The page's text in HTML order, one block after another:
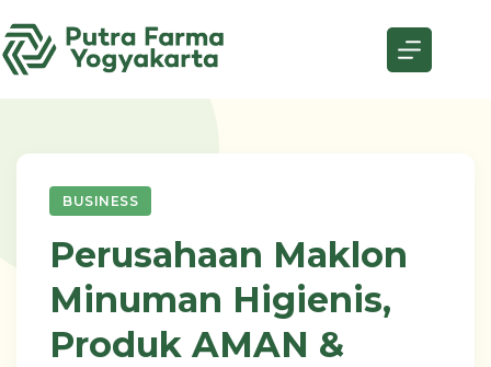
to
content
BUSINESS
Perusahaan Maklon
Minuman Higienis,
Produk AMAN &